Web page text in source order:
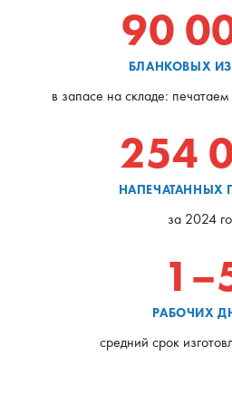
90
БЛАНКОВЫХ
в запасе на складе:
254
НАПЕЧАТАННЫХ
за 2024
РАБОЧИХ
средний срок